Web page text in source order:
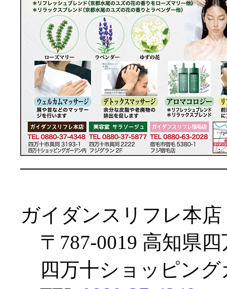
ガイダンスリフレ本店
〒787-0019 高知県四
四万十ショッピング